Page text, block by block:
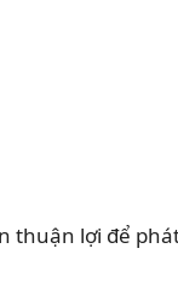
thuận lợi để